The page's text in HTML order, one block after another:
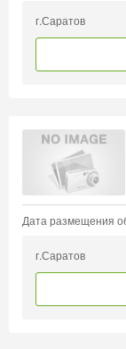
г.Саратов
Дата размещения
г.Саратов